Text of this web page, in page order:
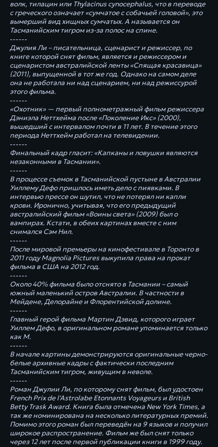
волк, тилацин или Thylacinus cynocephalus, что в переводе
с греческого означает «сумчатое с собачьей головой», это
вымерший вид хищных сумчатых. А называется он
Тасманийским тигром из-за полос на спине.
------
Джулия Ли – писательница, сценарист и режиссер, по
книге которой снят фильм, является и режиссером и
сценаристом австралийской ленты «Спящая красавица»
(2011), выпущенной в тот же год. Однако на самом деле
она не работала ни над сценарием, ни над режиссурой
этого фильма.
------
«Охотник» — первый полнометражный фильм режиссера
Дэниэла Неттхейма после «Поколение Икс» (2000),
вышедший с интервалом почти в 11 лет. В течение этого
периода Неттхейм работал на телевидении.
------
Финальный кадр гласит: «Капканы и ловушки являются
незаконными в Тасмании».
------
В процессе съемок в Тасманийской пустыне в Австралии
Уиллему Дефо пришлось иметь дело с пиявками. В
интервью прессе он шутил, что не потерял ни капли
крови. Иронично, учитывая, что его предыдущий
австралийский фильм «Воины света» (2009) был о
вампирах. Кстати, в обеих картинах вместе с ним
снимался Сэм Нил.
------
После мировой премьеры на кинофестивале в Торонто в
2011 году Magnolia Pictures выкупила права на прокат
фильма в США на 2012 год.
------
Около 40% фильма было отснято в Тасмании – самый
южный маленький остров Австралии. В частности в
Мейдене, Делорайне и Флорентийской долине.
------
Главный герой фильма Мартин Дэвид, которого играет
Уиллем Дефо, в оригинальном романе упоминается только
как М.
------
В начале картины демонстрируются оригинальные черно-
белые архивные кадры с фактически последним
Тасманийским тигром, живущим в неволе.
------
Роман Джулии Ли, по которому снят фильм, был удостоен
French Prix de l'Astrolabe Etonnants Voyageurs и British
Betty Trask Award. Книга была отмечена New York Times, а
так же номинирована на несколько литературных премий.
Помимо этого роман был переведён на 9 языков и получил
широкое распространение. Фильм же был снят только
через 12 лет после первой публикации книги в 1999 году.